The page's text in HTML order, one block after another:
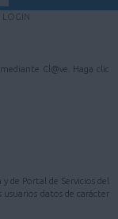
LOGIN
Cl@ve. Haga clic
de Portal de Servicios del
datos de carácter